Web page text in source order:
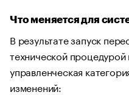
Что меняется для
В результате запуск
технической
управленческая
изменений: